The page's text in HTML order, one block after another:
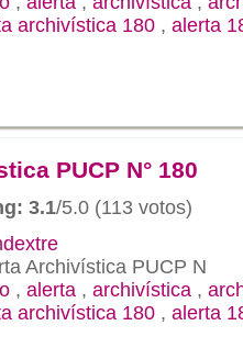
archivística 180 , alerta
PUCP N° 180
3.1/5.0 (113 votos)
Archivística PUCP N
, alerta , archivística ,
archivística 180 , alerta